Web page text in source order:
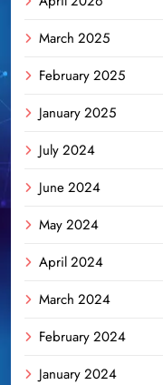
March 2025
February 2025
January 2025
July 2024
June 2024
May 2024
April 2024
March 2024
February 2024
January 2024